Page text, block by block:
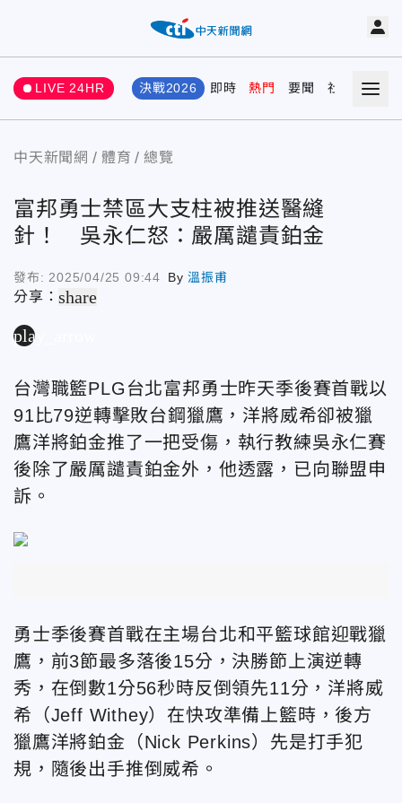
LIVE 24HR 決戰2026 即時 熱門 要聞 社會 娛樂
中天新聞網 體育 總覽
富邦勇士禁區大支柱被推送醫縫
針！ 吳永仁怒：嚴厲譴責鉑金
發布: 2025/04/25 09:44 By溫振甫
分享：share
play_arrow
台灣職籃PLG台北富邦勇士昨天季後賽首戰以
91比79逆轉擊敗台鋼獵鷹，洋將威希卻被獵
鷹洋將鉑金推了一把受傷，執行教練吳永仁賽
後除了嚴厲譴責鉑金外，他透露，已向聯盟申
訴。
勇士季後賽首戰在主場台北和平籃球館迎戰獵
鷹，前3節最多落後15分，決勝節上演逆轉
秀，在倒數1分56秒時反倒領先11分，洋將威
希（Jeff Withey）在快攻準備上籃時，後方
獵鷹洋將鉑金（Nick Perkins）先是打手犯
規，隨後出手推倒威希。